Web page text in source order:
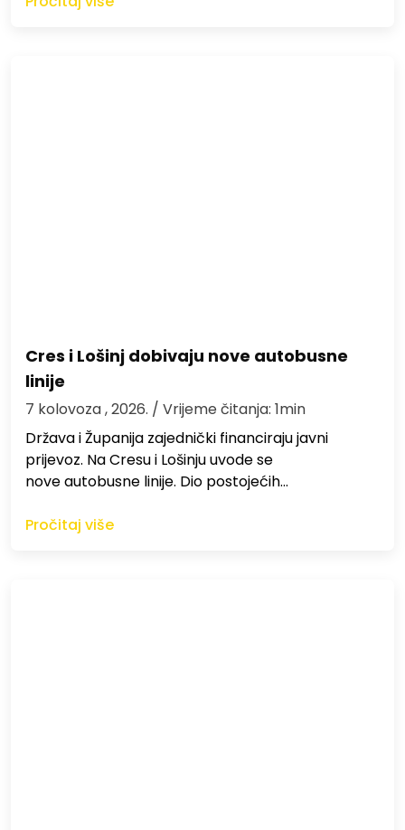
Cres i Lošinj dobivaju nove autobusne
linije
7 kolovoza , 2026. / Vrijeme čitanja: 1min
Država i Županija zajednički financiraju javni
prijevoz. Na Cresu i Lošinju uvode se
nove autobusne linije. Dio postojećih…
Pročitaj više